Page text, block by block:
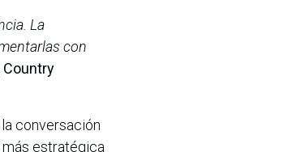
La
con
Country
conversación
más estratégica